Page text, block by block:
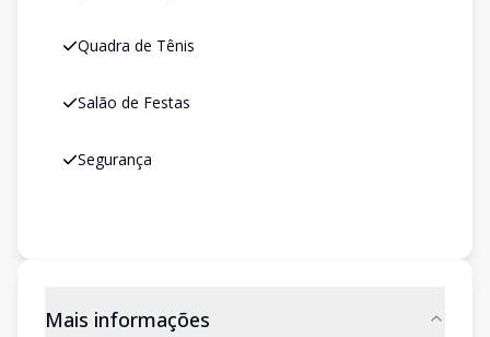
Quadra de Tênis
Salão de Festas
Segurança
Mais informações